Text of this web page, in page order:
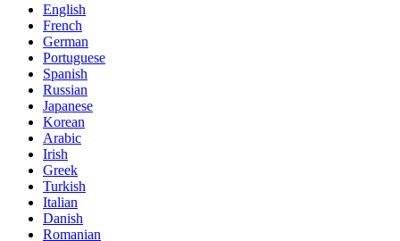
English
French
German
Portuguese
Spanish
Russian
Japanese
Korean
Arabic
Irish
Greek
Turkish
Italian
Danish
Romanian